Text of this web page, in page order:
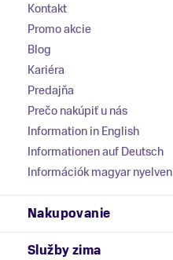
Kontakt
Promo akcie
Blog
Kariéra
Predajňa
Prečo nakúpiť u nás
Information in English
Informationen auf Deutsch
Információk magyar nyelven
Nakupovanie
Služby zima